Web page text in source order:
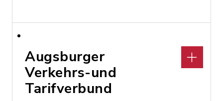
Augsburger
Verkehrs-und
Tarifverbund